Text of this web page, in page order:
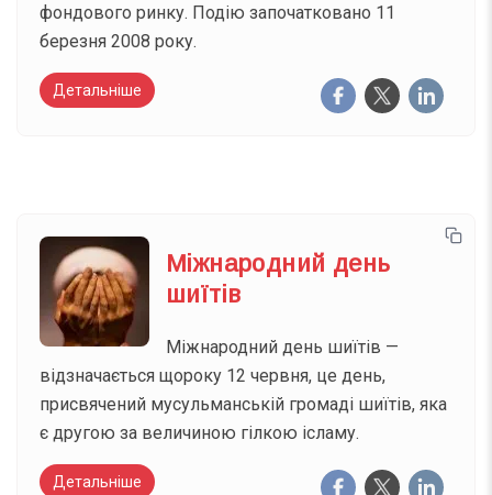
фондового ринку. Подію започатковано 11
березня 2008 року.
Детальніше
Міжнародний день
шиїтів
Міжнародний день шиїтів —
відзначається щороку 12 червня, це день,
присвячений мусульманській громаді шиїтів, яка
є другою за величиною гілкою ісламу.
Детальніше